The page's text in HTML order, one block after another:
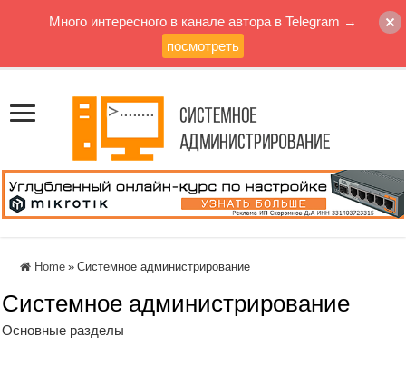
Home » Системное администрирование
Системное администрирование
Основные разделы
Много интересного в канале автора в Telegram →
посмотреть